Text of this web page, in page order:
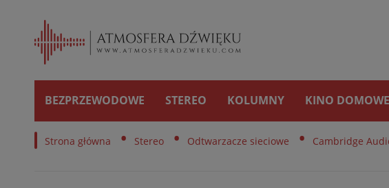
BEZPRZEWODOWE STEREO KOLUMNY KINO DOMOWE
Strona główna • Stereo • Odtwarzacze sieciowe • Cambridge